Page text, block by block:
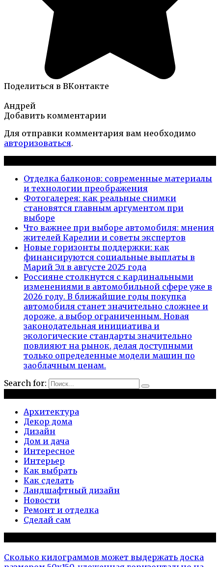
Поделиться в ВКонтакте
Андрей
Добавить комментарии
Для отправки комментария вам необходимо
авторизоваться.
Отделка балконов: современные материалы
и технологии преображения
Фотогалерея: как реальные снимки
становятся главным аргументом при
выборе
Что важнее при выборе автомобиля: мнения
жителей Карелии и советы экспертов
Новые горизонты поддержки: как
финансируются социальные выплаты в
Марий Эл в августе 2025 года
Россияне столкнутся с кардинальными
изменениями в автомобильной сфере уже в
2026 году. В ближайшие годы покупка
автомобиля станет значительно сложнее и
дороже, а выбор ограниченным. Новая
законодательная инициатива и
экологические стандарты значительно
повлияют на рынок, делая доступными
только определенные модели машин по
заоблачным ценам.
Search for:
Архитектура
Декор дома
Дизайн
Дом и дача
Интересное
Интерьер
Как выбрать
Как сделать
Ландшафтный дизайн
Новости
Ремонт и отделка
Сделай сам
Сколько килограммов может выдержать доска